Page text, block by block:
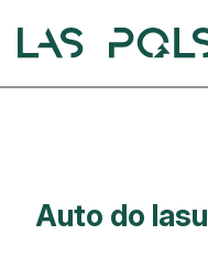
Artykuły
Auto do lasu